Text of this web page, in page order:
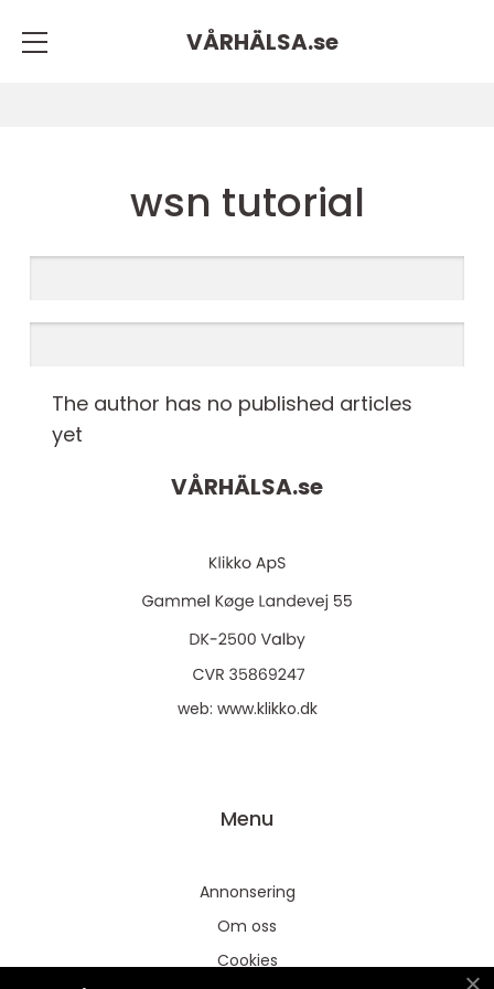
VÅRHÄLSA.se
wsn tutorial
The author has no published articles
yet
VÅRHÄLSA.se
web: www.klikko.dk
Menu
Annonsering
Om oss
Cookies